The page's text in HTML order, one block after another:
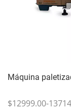
Máquina
$12999.00-